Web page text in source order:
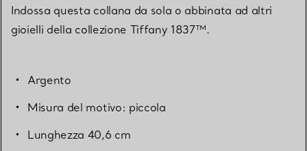
Indossa questa collana da sola o abbinata ad altri
gioielli della collezione Tiffany 1837™.
Argento
Misura del motivo: piccola
Lunghezza 40,6 cm